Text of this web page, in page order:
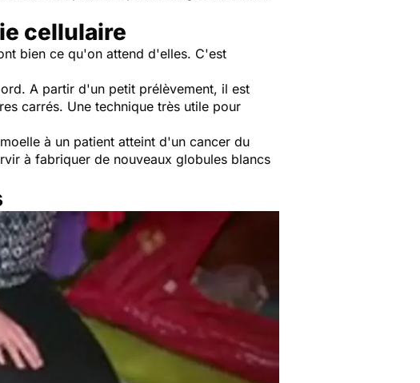
cellulaire
bien ce qu'on attend d'elles. C'est
A partir d'un petit prélèvement, il est
carrés. Une technique très utile pour
à un patient atteint d'un cancer du
à fabriquer de nouveaux globules blancs